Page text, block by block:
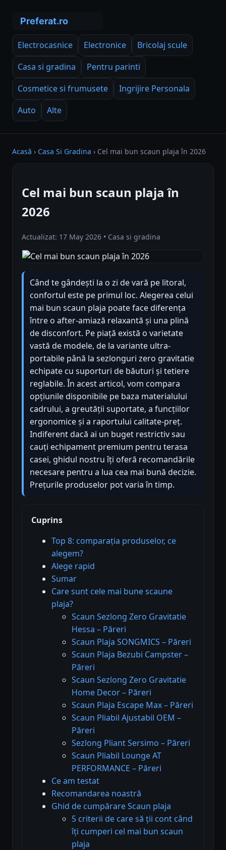
Electrocasnice Electronice
Bricolaj scule
Casa si gradina
Pentru parinti
Cosmetice si frumusete
Ingrijire Personala
Auto
Alte
Acasă › Casa Si Gradina › Cel mai bun scaun plaja în 2026
Cel mai bun scaun plaja în
2026
Actualizat: 17 May 2026 • Casa si gradina
Când te gândești la o zi de vară pe litoral,
confortul este pe primul loc. Alegerea celui
mai bun scaun plaja poate face diferența
între o after-amiază relaxantă și una plină
de disconfort. Pe piață există o varietate
vastă de modele, de la variante ultra-
portabile până la sezlonguri zero gravitatie
echipate cu suporturi de băuturi și tetiere
reglabile. În acest articol, vom compara
opțiunile disponibile pe baza materialului
cadrului, a greutății suportate, a funcțiilor
ergonomice și a raportului calitate-preț.
Indiferent dacă ai un buget restrictiv sau
cauți echipament premium pentru terasa
casei, ghidul nostru îți oferă recomandările
necesare pentru a lua cea mai bună decizie.
Prețurile produselor pot varia în timp.
Cuprins
Top 8: comparația produselor, ce
alegem?
Alege rapid
Sumar
Care sunt cele mai bune scaune
plaja?
Scaun Sezlong Zero Gravitatie
Hessa – Păreri
Scaun Plaja SONGMICS – Păreri
Scaun Plaja Bezubi Campster –
Păreri
Scaun Sezlong Zero Gravitatie
Home Decor – Păreri
Scaun Plaja Escape Max – Păreri
Scaun Pliabil Ajustabil OEM –
Păreri
Sezlong Pliant Sersimo – Păreri
Scaun Pliabil Lounge AT
PERFORMANCE – Păreri
Ce am testat
Recomandarea noastră
Ghid de cumpărare Scaun plaja
5 criterii de care să ții cont când
îți cumperi cel mai bun scaun
plaja